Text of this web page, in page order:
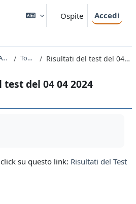
Ospite Accedi
011SV-1 - ZOOLOGIA SISTEMATICA 2023 Topic 2 Risultati del test del 04 04 2024
del 04 04 2024
su questo link: Risultati del Test